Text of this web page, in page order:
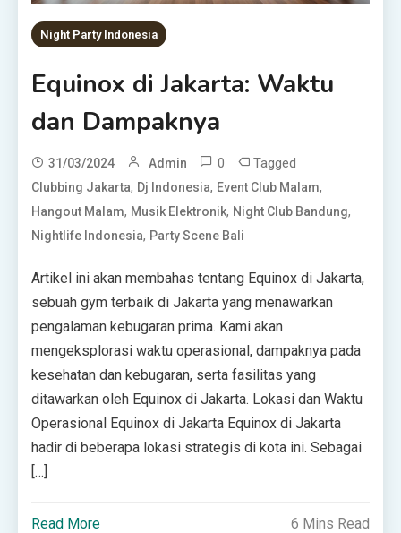
Night Party Indonesia
Equinox di Jakarta: Waktu
dan Dampaknya
31/03/2024 Admin 0 Tagged
Clubbing Jakarta, Dj Indonesia, Event Club Malam,
Hangout Malam, Musik Elektronik, Night Club Bandung,
Nightlife Indonesia, Party Scene Bali
Artikel ini akan membahas tentang Equinox di Jakarta,
sebuah gym terbaik di Jakarta yang menawarkan
pengalaman kebugaran prima. Kami akan
mengeksplorasi waktu operasional, dampaknya pada
kesehatan dan kebugaran, serta fasilitas yang
ditawarkan oleh Equinox di Jakarta. Lokasi dan Waktu
Operasional Equinox di Jakarta Equinox di Jakarta
hadir di beberapa lokasi strategis di kota ini. Sebagai
[…]
Read More 6 Mins Read